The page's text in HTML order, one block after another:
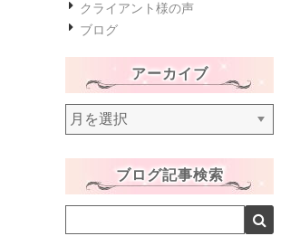
クライアント様の声
ブログ
アーカイブ
ア
ー
カ
ブログ記事検索